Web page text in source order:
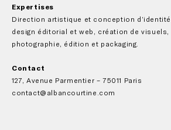
Expertises
Direction artistique et conception
design éditorial et web, création de
photographie, édition et packaging.
Contact
127, Avenue Parmentier – 75011 Paris
contact@albancourtine.com